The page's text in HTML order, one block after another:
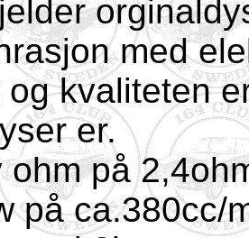
med
og kvaliteten
er.
ohm på
på ca.380cc/